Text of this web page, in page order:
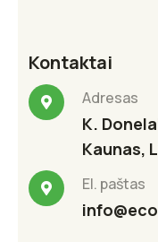
Kontaktai
Adresas
K.
Kaunas,
El. paštas